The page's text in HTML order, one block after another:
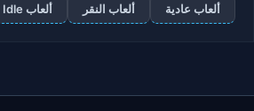
ألعاب عادية ألعاب النقر ألعاب Idle